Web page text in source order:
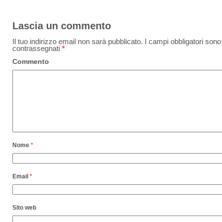
Lascia un commento
Il tuo indirizzo email non sarà pubblicato. I campi obbligatori sono
contrassegnati *
Commento
Nome *
Email *
Sito web